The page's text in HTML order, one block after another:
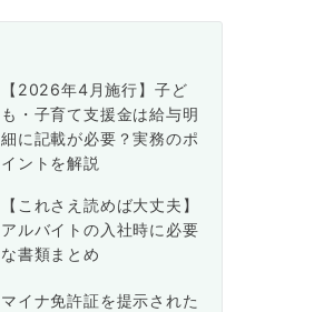
【2026年4月施行】子ど
も・子育て支援金は給与明
細に記載が必要？実務のポ
イントを解説
【これさえ読めば大丈夫】
アルバイトの入社時に必要
な書類まとめ
マイナ免許証を提示された